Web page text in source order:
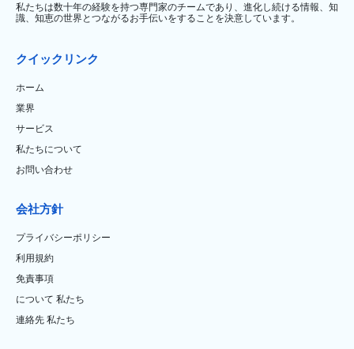
私たちは数十年の経験を持つ専門家のチームであり、進化し続ける情報、知
識、知恵の世界とつながるお手伝いをすることを決意しています。
クイックリンク
ホーム
業界
サービス
私たちについて
お問い合わせ
会社方針
プライバシーポリシー
利用規約
免責事項
について 私たち
連絡先 私たち